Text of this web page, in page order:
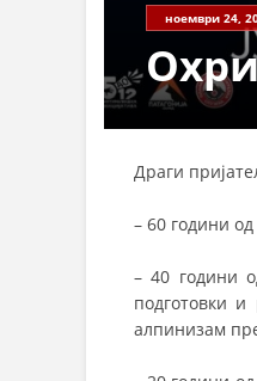
ноември 24,
Драги
– 60 години
– 40 години
подготовки
алпинизам